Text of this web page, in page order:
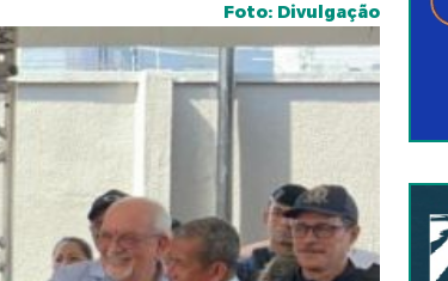
Foto: Divulgação